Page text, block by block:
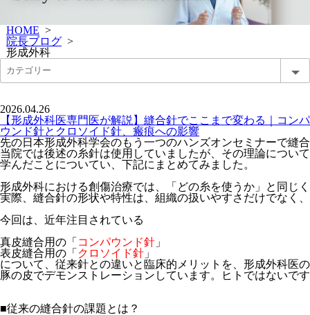
HOME >
院長ブログ>
形成外科
2026.04.26
【形成外科医専門医が解説】縫合針でここまで変わる｜コンパ
ウンド針とクロソイド針、瘢痕への影響
先の日本形成外科学会のもう一つのハンズオンセミナーで縫
当院では後述の糸針は使用していましたが、その理論につい
学んだことについてい、下記にまとめてみました。
形成外科における創傷治療では、「どの糸を使うか」と同じ
実際、縫合針の形状や特性は、組織の扱いやすさだけでな
今回は、近年注目されている
真皮縫合用の「 コンパウンド針 」
表皮縫合用の「 クロソイド針 」
について、従来針との違いと臨床的メリットを、形成外科医
豚の皮でデモンストレーションしています。ヒトではないで
■従来の縫合針の課題とは？